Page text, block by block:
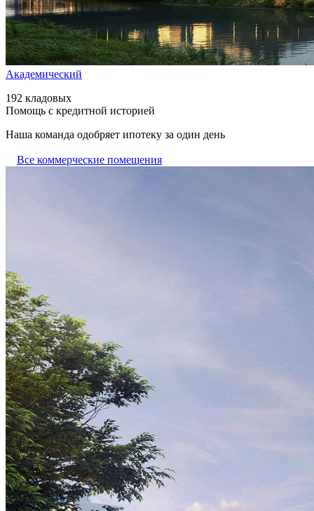
Академический
192 кладовых
Помощь с кредитной историей
Наша команда одобряет ипотеку за один день
Все коммерческие помещения